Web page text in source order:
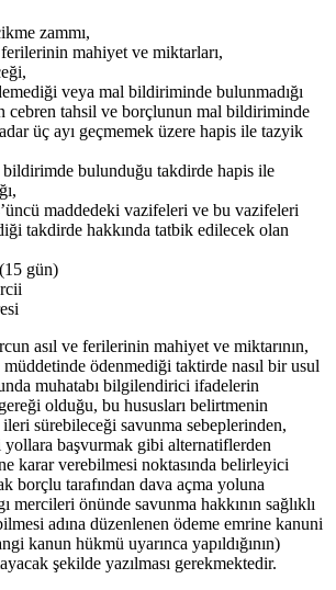
zammı,
mahiyet ve miktarları,
veya mal bildiriminde bulunmadığı
cebren tahsil ve borçlunun mal bildiriminde
üç ayı geçmemek üzere hapis ile tazyik
bildirimde bulunduğu takdirde hapis ile
maddedeki vazifeleri ve bu vazifeleri
takdirde hakkında tatbik edilecek olan
gün)
asıl ve ferilerinin mahiyet ve miktarının,
ödenmediği taktirde nasıl bir usul
muhatabı bilgilendirici ifadelerin
olduğu, bu hususları belirtmenin
sürebileceği savunma sebeplerinden,
başvurmak gibi alternatiflerden
karar verebilmesi noktasında belirleyici
borçlu tarafından dava açma yoluna
mercileri önünde savunma hakkının sağlıklı
adına düzenlenen ödeme emrine kanuni
kanun hükmü uyarınca yapıldığının)
şekilde yazılması gerekmektedir.